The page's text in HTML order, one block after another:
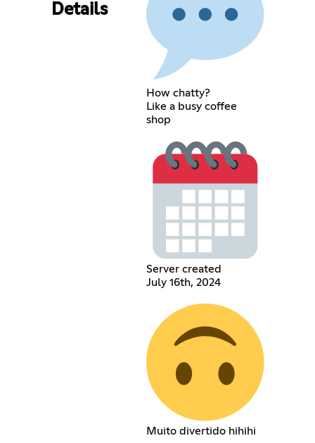
Details
How chatty?
Like a busy coffee
shop
Server created
July 16th, 2024
Muito divertido hihihi